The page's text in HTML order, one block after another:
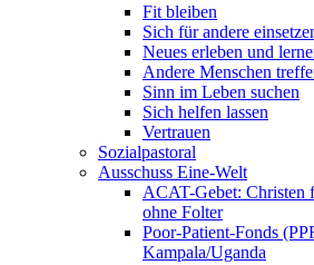
Fit bleiben
Sich für andere
Neues erleben und
Andere Menschen
Sinn im Leben suchen
Sich helfen lassen
Vertrauen
Sozialpastoral
Ausschuss Eine-Welt
ACAT-Gebet: Christen
ohne Folter
Poor-Patient-Fonds
Kampala/Uganda